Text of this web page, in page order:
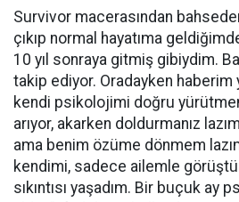
Survivor macerasından
çıkıp normal hayatıma
10 yıl sonraya gitmiş gibiydim.
takip ediyor. Oradayken
kendi psikolojimi doğru
arıyor, akarken doldurmanız
ama benim özüme dönmem
kendimi, sadece ailemle
sıkıntısı yaşadım. Bir buçuk ay